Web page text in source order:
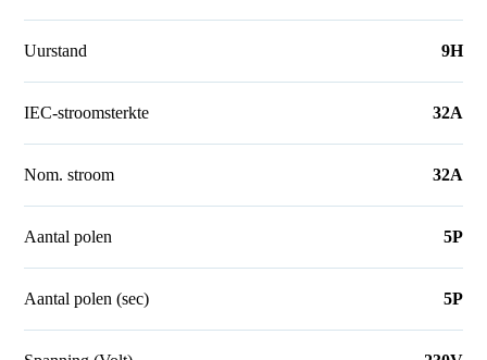
Uurstand 9H
IEC-stroomsterkte 32A
Nom. stroom 32A
Aantal polen 5P
Aantal polen (sec) 5P